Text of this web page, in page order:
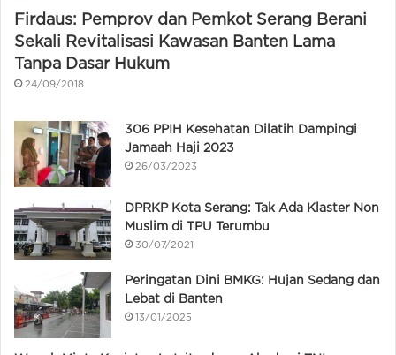
Firdaus: Pemprov dan Pemkot Serang Berani
Sekali Revitalisasi Kawasan Banten Lama
Tanpa Dasar Hukum
24/09/2018
306 PPIH Kesehatan Dilatih Dampingi
Jamaah Haji 2023
26/03/2023
DPRKP Kota Serang: Tak Ada Klaster Non
Muslim di TPU Terumbu
30/07/2021
Peringatan Dini BMKG: Hujan Sedang dan
Lebat di Banten
13/01/2025